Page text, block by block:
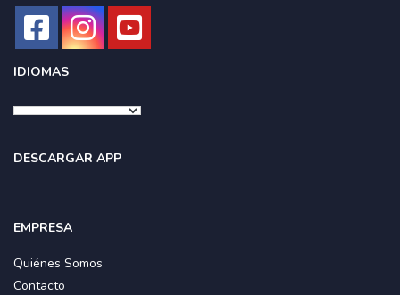
IDIOMAS
DESCARGAR APP
EMPRESA
Quiénes Somos
Contacto